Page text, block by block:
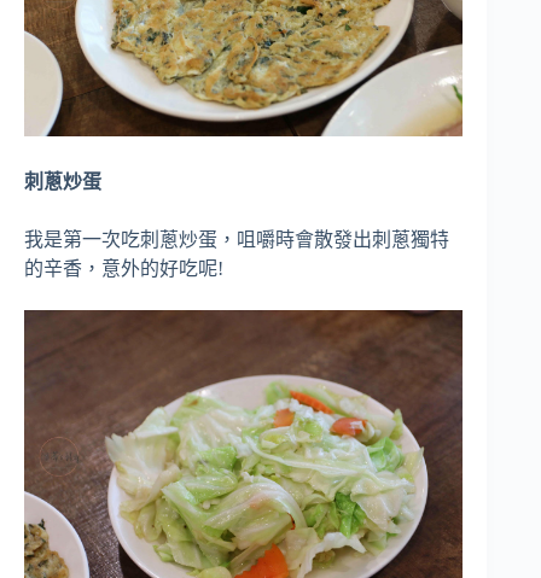
刺蔥炒蛋
我是第一次吃刺蔥炒蛋，咀嚼時會散發出刺蔥獨特
的辛香，意外的好吃呢!